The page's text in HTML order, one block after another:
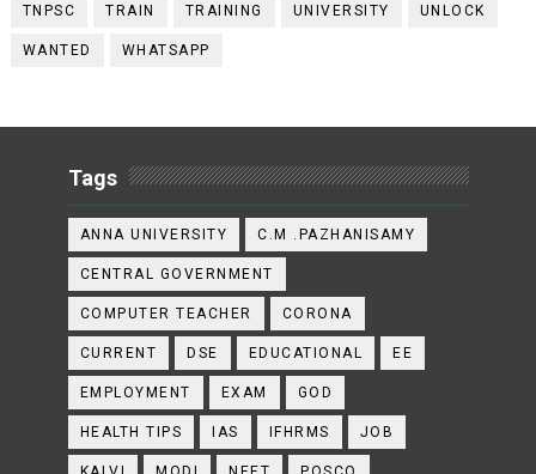
TNPSC TRAIN TRAINING UNIVERSITY UNLOCK
WANTED WHATSAPP
Tags
ANNA UNIVERSITY C.M .PAZHANISAMY
CENTRAL GOVERNMENT
COMPUTER TEACHER CORONA
CURRENT DSE EDUCATIONAL EE
EMPLOYMENT EXAM GOD
HEALTH TIPS IAS IFHRMS JOB